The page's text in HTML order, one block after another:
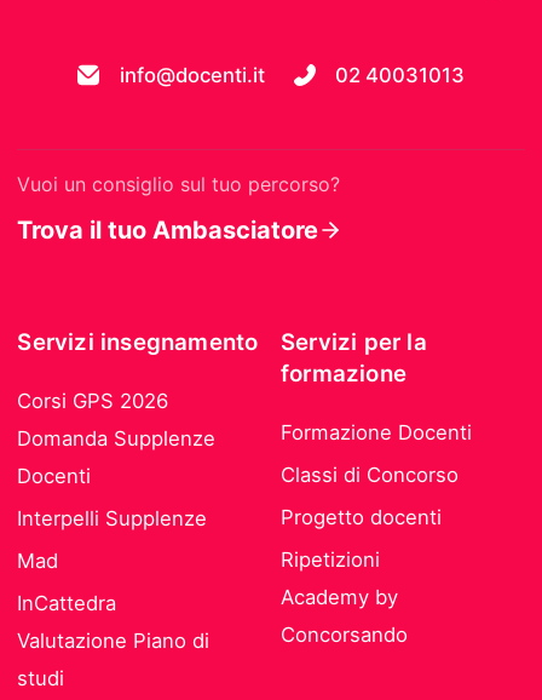
info@docenti.it 02 40031013
Vuoi un consiglio sul tuo percorso?
Trova il tuo Ambasciatore
Servizi insegnamento
Corsi GPS 2026
Domanda Supplenze
Docenti
Interpelli Supplenze
Mad
InCattedra
Valutazione Piano di
studi
Servizi per la
formazione
Formazione Docenti
Classi di Concorso
Progetto docenti
Ripetizioni
Academy by
Concorsando